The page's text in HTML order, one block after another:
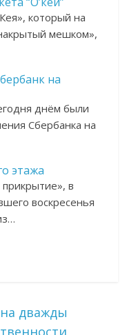
который на
мешком»,
на
днём были
Сбербанка на
этажа
в
воскресенья
дважды